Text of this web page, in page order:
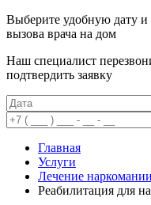
Выберите удобную дату
вызова врача на дом
Наш специалист
подтвердить заявку
Главная
Услуги
Лечение наркомании
Реабилитация для